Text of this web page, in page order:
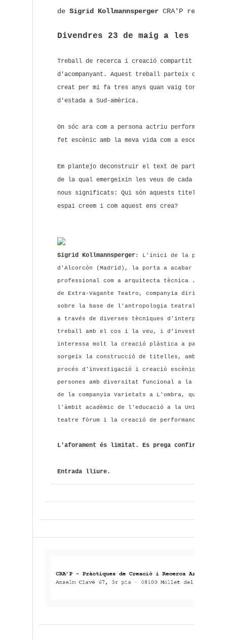
de Sigrid Kollmannsperger CRA'P resident
Divendres 23 de maig a les 19h
Treball de recerca i creació compartit amb
d'acompanyant. Aquest treball parteix d'un
creat per mi fa tres anys quan vaig tornar a
d'estada a Sud-amèrica.
On sóc ara com a persona actriu performer? De
fet escènic amb la meva vida com a escena?
Em plantejo deconstruir el text de partida per
de la qual emergeixin les veus de cada cos
nous significats: Qui són aquests titelles? Qui
espai creem i com aquest ens crea?
Sigrid Kollmannsperger: L'inici de la pràctica
d'Alcorcón (Madrid), la porta a acabar
professional com a arquitecta tècnica . D'aquí
de Extra-Vagante Teatro, companyia dirigida per
sobre la base de l'antropologia teatral.
a través de diverses tècniques d'interpretació
treball amb el cos i la veu, i d’investigació
interessa molt la creació plàstica a partir de
sorgeix la construcció de titelles, amb ells en
procés d'investigació i creació escèniques.
persones amb diversitat funcional a la
de la companyia Varietats a L'ombra, que
l'àmbit acadèmic de l'educació a la Universitat
teatre fòrum i la creació de performances.
L'aforament és limitat. Es prega confirmació
Entrada lliure.